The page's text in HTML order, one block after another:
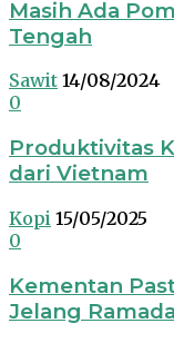
Masih Ada
Tengah
Sawit 14/08/2024
0
Produktivitas
dari Vietnam
Kopi 15/05/2025
0
Kementan
Jelang